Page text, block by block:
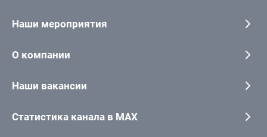
Наши мероприятия
О компании
Наши вакансии
Статистика канала в MAX